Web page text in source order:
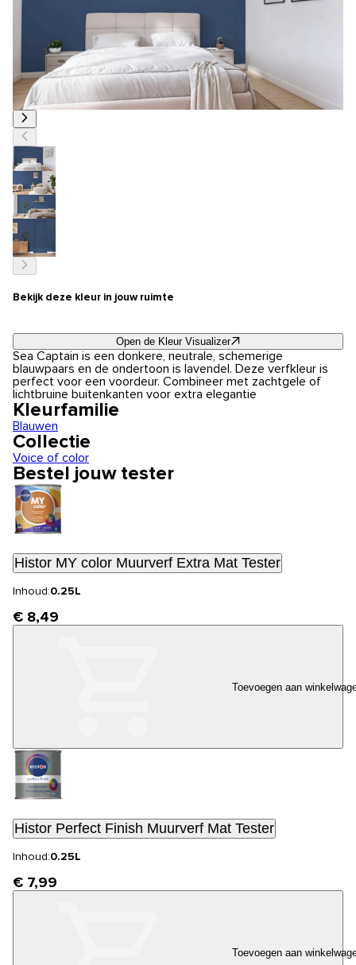
Bekijk deze kleur in jouw ruimte
Open de Kleur Visualizer
Sea Captain is een donkere, neutrale, schemerige
blauwpaars en de ondertoon is lavendel. Deze verfkleur is
perfect voor een voordeur. Combineer met zachtgele of
lichtbruine buitenkanten voor extra elegantie
Kleurfamilie
Blauwen
Collectie
Voice of color
Bestel jouw tester
Histor MY color Muurverf Extra Mat Tester
Inhoud:0.25L
€ 8,49
Toevoegen aan
Histor Perfect Finish Muurverf Mat Tester
Inhoud:0.25L
€ 7,99
Toevoegen aan